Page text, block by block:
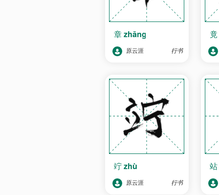
章zhāng
原云涯 行书
竟
竚zhù
原云涯 行书
站